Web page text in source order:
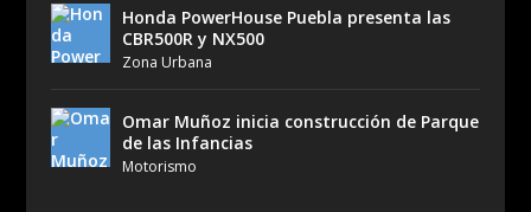
Honda PowerHouse Puebla presenta las
CBR500R y NX500
Zona Urbana
Omar Muñoz inicia construcción de Parque
de las Infancias
Motorismo